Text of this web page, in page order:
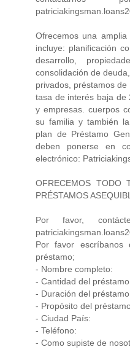
Ofrecemos una
incluye: planificación
desarrollo,
consolidación de
privados, préstamos
tasa de interés baja de
y empresas. cuerpos
su familia y también
plan de Préstamo
deben ponerse en
electrónico:
OFRECEMOS TODO
PRÉSTAMOS
Por favor,
Por favor
préstamo;
- Nombre completo:
- Cantidad del
- Duración del
- Propósito del
- Ciudad País:
- Teléfono:
- Como supiste de